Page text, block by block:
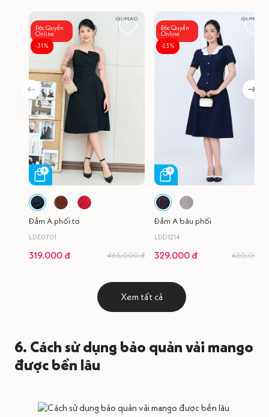
Độc Quyền
Online
-31%
Đầm A phối tơ
LDE0701
319.000 đ 465.000 đ
Độc Quyền
Online
-23%
Đầm A bâu phối
LDD1214
329.000 đ 430.000
Xem tất cả
6. Cách sử dụng bảo quản vải mango
được bền lâu